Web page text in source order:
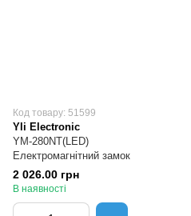
Код товару: 51599
Yli Electronic
YM-280NT(LED)
Електромагнітний замок
2 026.00 грн
В наявності